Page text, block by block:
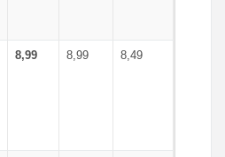
8,99 8,99 8,49